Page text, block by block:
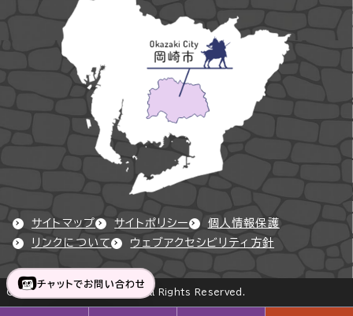
サイトマップ サイトポリシー
個人情報保護
リンクについて
ウェブアクセシビリティ方針
Copyright © Okazaki City All Rights Reserved.
チャットでお問い合わせ